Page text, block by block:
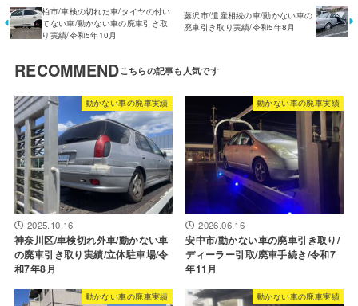
柏市/車検の切れた車/タイヤの付い
てない車/動かない車の廃車引き取
り実績/令和5年10月
藤沢市/遺産相続の車/動かない車の
廃車引き取り実績/令和5年8月
RECOMMEND
動かない車の廃車実績
2025.10.16
神奈川区/車検切れ外車/動かない車
の廃車引き取り実績/立体駐車場/令
和7年8月
動かない車の廃車実績
2026.06.16
安中市/動かない車の廃車引き取り/
ディーラー引取/廃車手続き/令和7
年11月
動かない車の廃車実績 動かない車の廃車実績